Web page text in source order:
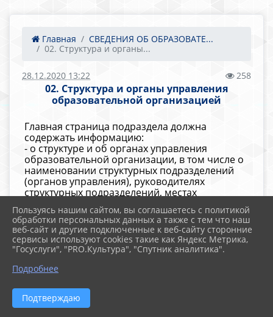
Главная
СВЕДЕНИЯ ОБ ОБРАЗОВАТЕ...
02. Структура и органы...
28.12.2020 13:22 258
02. Структура и органы управления
образовательной организацией
Главная страница подраздела должна
содержать информацию:
- о структуре и об органах управления
образовательной организации, в том числе о
наименовании структурных подразделений
(органов управления), руководителях
структурных подразделений, местах
нахождения структурных подразделений,
адресах официальных сайтов в
информационно-телекоммуникационной сети
"Интернет" структурных подразделений (при
наличии), адресах электронной почты
структурных подразделений (при наличии),
сведения о наличии положений о структурных
приложением копий указанных положений
(при их наличии).
Пользуясь нашим сайтом, вы соглашаетесь с политикой
обработки персональных данных а также с тем что наш
веб-сайт и другие подключенные к веб-сайту сторонние
сервисы используют cookies такие как Яндекс Метрика,
"Госуслуги", "PRO.Культура", "Спутник аналитика".
Подробнее
Подтверждаю